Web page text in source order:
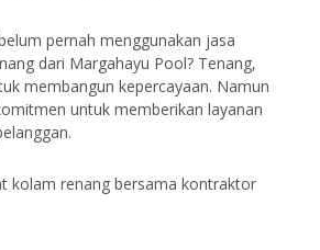
pernah menggunakan jasa
dari Margahayu Pool? Tenang,
membangun kepercayaan. Namun
untuk memberikan layanan
kolam renang bersama kontraktor